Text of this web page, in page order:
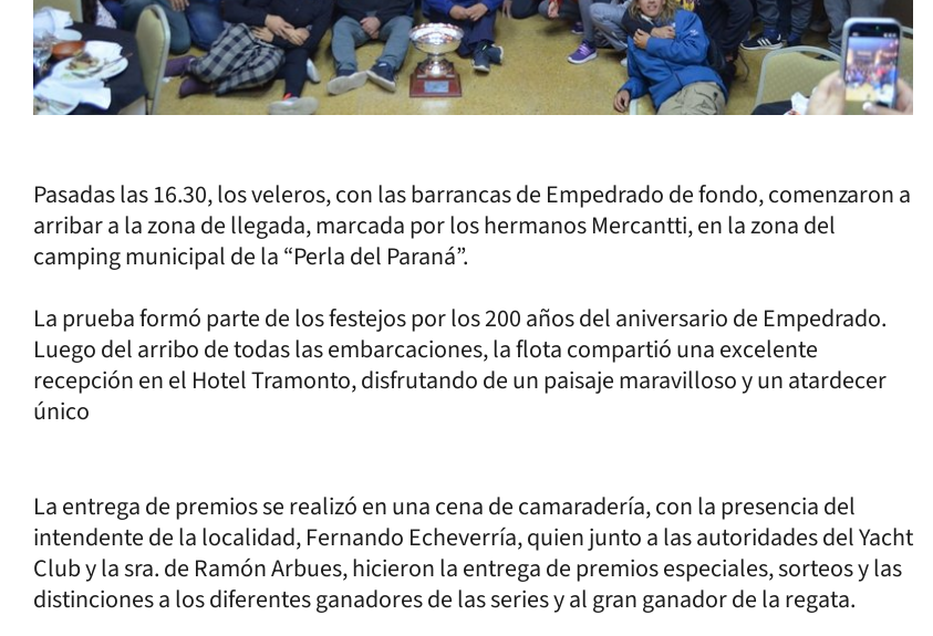
Pasadas las 16.30, los veleros, con las barrancas de Empedrado de fondo, comenzaron a
arribar a la zona de llegada, marcada por los hermanos Mercantti, en la zona del
camping municipal de la “Perla del Paraná”.
La prueba formó parte de los festejos por los 200 años del aniversario de Empedrado.
Luego del arribo de todas las embarcaciones, la flota compartió una excelente
recepción en el Hotel Tramonto, disfrutando de un paisaje maravilloso y un atardecer
único
La entrega de premios se realizó en una cena de camaradería, con la presencia del
intendente de la localidad, Fernando Echeverría, quien junto a las autoridades del Yacht
Club y la sra. de Ramón Arbues, hicieron la entrega de premios especiales, sorteos y las
distinciones a los diferentes ganadores de las series y al gran ganador de la regata.